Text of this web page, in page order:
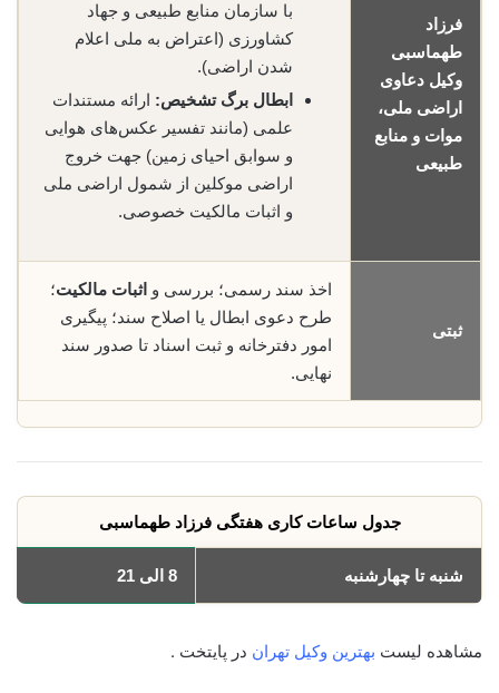
فرزاد
طهماسبی
وکیل دعاوی
اراضی ملی،
موات و منابع
طبیعی
با سازمان منابع طبیعی و جهاد
کشاورزی (اعتراض به ملی اعلام
شدن اراضی).
ابطال برگ تشخیص: ارائه مستندات
علمی (مانند تفسیر عکس‌های هوایی
و سوابق احیای زمین) جهت خروج
اراضی موکلین از شمول اراضی ملی
و اثبات مالکیت خصوصی.
ثبتی
اخذ سند رسمی؛ بررسی و اثبات مالکیت؛
طرح دعوی ابطال یا اصلاح سند؛ پیگیری
امور دفترخانه و ثبت اسناد تا صدور سند
نهایی.
جدول ساعات کاری هفتگی فرزاد طهماسبی
شنبه تا چهارشنبه 8 الی 21
مشاهده لیست بهترین وکیل تهران در پایتخت .